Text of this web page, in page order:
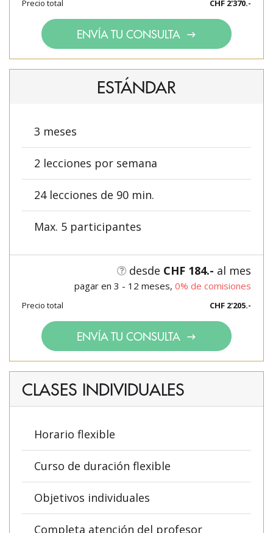
Precio total CHF 2'370.-
ENVÍA TU CONSULTA
ESTÁNDAR
3 meses
2 lecciones por semana
24 lecciones de 90 min.
Max. 5 participantes
desde CHF 184.- al mes
pagar en 3 - 12 meses, 0% de comisiones
Precio total CHF 2'205.-
ENVÍA TU CONSULTA
CLASES INDIVIDUALES
Horario flexible
Curso de duración flexible
Objetivos individuales
Completa atención del profesor